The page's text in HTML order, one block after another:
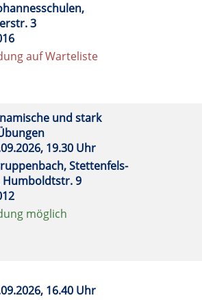
3
auf Warteliste
und stark
19.30 Uhr
Stettenfels-
Humboldtstr. 9
möglich
16.40 Uhr